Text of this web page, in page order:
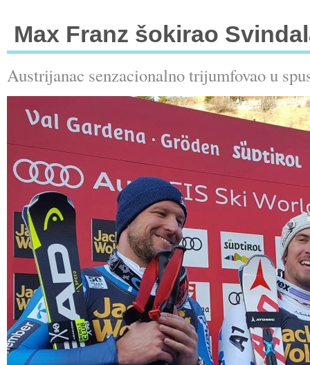
Max Franz šokirao
Austrijanac senzacionalno trijumfovao u